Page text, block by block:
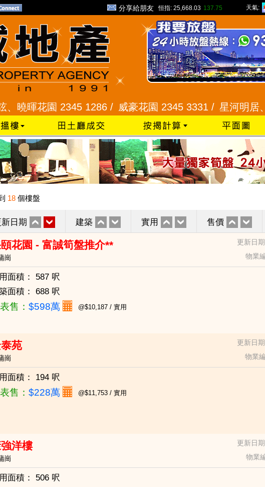
分享給朋友 恒指: 25,668.03 137.75 天氣:
花園 2345 1286 / 威豪花園 2345 3331 / 星河明居、悅庭
18 個樓盤
日期 建築 實用 售價
花園 - 富誠筍盤推介**
更新日
崗
物業
面積：
587 呎
面積：
688 呎
售： $598萬 @$10,187 / 實用
苑
更新日
崗
物業
面積： 194 呎
售： $228萬 @$11,753 / 實用
洋樓
更新日
崗
物業
面積：
506 呎